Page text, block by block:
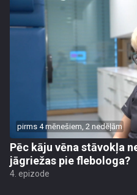
pirms 4 mēnešiem, 2 nedēļām
Pēc kāju vēna stāvokļa
jāgriežas pie flebologa?
4. epizode